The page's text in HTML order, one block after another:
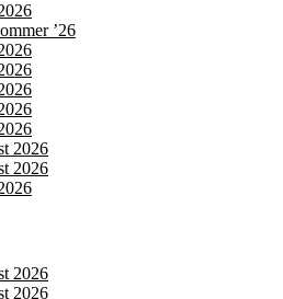
’26
2026
2026
2026
2026